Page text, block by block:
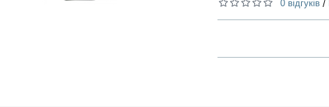
0 відгуків /